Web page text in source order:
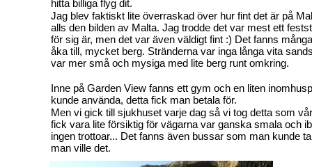
hitta billiga flyg dit.
Jag blev faktiskt lite överraskad över hur fint det är på
alls den bilden av Malta. Jag trodde det var mest ett
för sig är, men det var även väldigt fint :) Det fanns
åka till, mycket berg. Stränderna var inga långa vita
var mer små och mysiga med lite berg runt omkring.
Inne på Garden View fanns ett gym och en liten
kunde använda, detta fick man betala för.
Men vi gick till sjukhuset varje dag så vi tog detta som
fick vara lite försiktig för vägarna var ganska smala och
ingen trottoar... Det fanns även bussar som man kunde
man ville det.